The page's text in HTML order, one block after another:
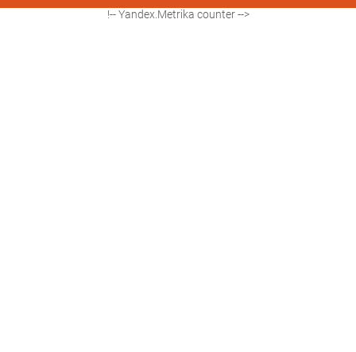
!-- Yandex.Metrika counter -->